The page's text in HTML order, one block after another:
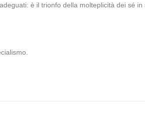
è il trionfo della molteplicità dei sé in